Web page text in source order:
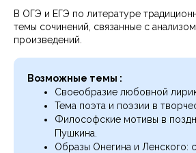
В ОГЭ и ЕГЭ по литературе
темы сочинений, связанные с
произведений.
Возможные темы :
Своеобразие любовной
Тема поэта и поэзии в
Философские мотивы в
Пушкина.
Образы Онегина и Ленского: